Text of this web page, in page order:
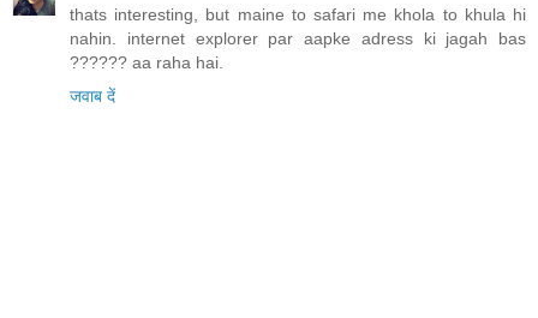
thats interesting, but maine to safari me khola to khula hi
nahin. internet explorer par aapke adress ki jagah bas
?????? aa raha hai.
जवाब दें